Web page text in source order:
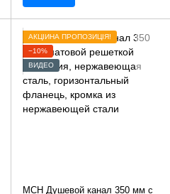
АКЦІЙНА ПРОПОЗИЦІЯ!
−10%
ВИДЕО
MCH Душевой канал 350 мм с